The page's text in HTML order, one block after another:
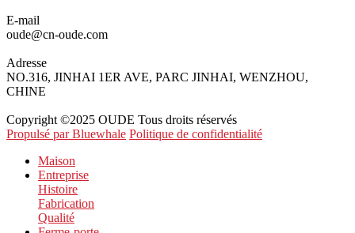
E-mail
oude@cn-oude.com
Adresse
NO.316, JINHAI 1ER AVE, PARC JINHAI, WENZHOU,
CHINE
Copyright ©2025 OUDE Tous droits réservés
Propulsé par Bluewhale Politique de confidentialité
Maison
Entreprise
Histoire
Fabrication
Qualité